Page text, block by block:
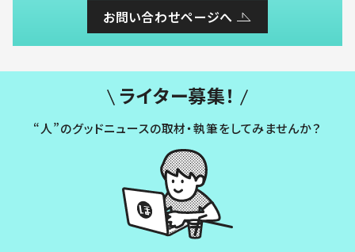
お問い合わせページへ
ライター募集！
“人”のグッドニュースの取材・執筆をしてみませんか？